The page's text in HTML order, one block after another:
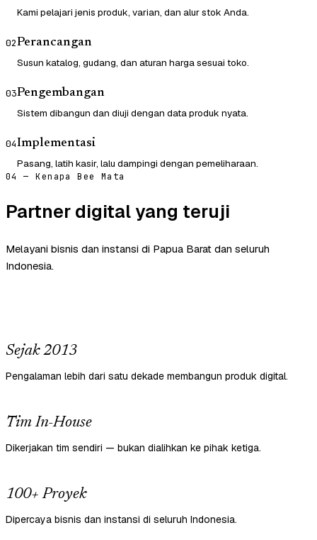
Kami pelajari jenis produk, varian, dan alur stok Anda.
02Perancangan
Susun katalog, gudang, dan aturan harga sesuai toko.
03Pengembangan
Sistem dibangun dan diuji dengan data produk nyata.
04Implementasi
Pasang, latih kasir, lalu dampingi dengan pemeliharaan.
04 — Kenapa Bee Mata
Partner digital yang teruji
Melayani bisnis dan instansi di Papua Barat dan seluruh
Indonesia.
Sejak 2013
Pengalaman lebih dari satu dekade membangun produk digital.
Tim In-House
Dikerjakan tim sendiri — bukan dialihkan ke pihak ketiga.
100+ Proyek
Dipercaya bisnis dan instansi di seluruh Indonesia.